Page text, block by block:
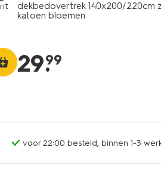
dekbedovertrek 140x200/220cm
katoen bloemen
29.
99
voor 22:00 besteld, binnen 1-3